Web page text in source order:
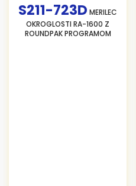
S211-723D MERILEC
OKROGLOSTI RA-1600 Z
ROUNDPAK PROGRAMOM